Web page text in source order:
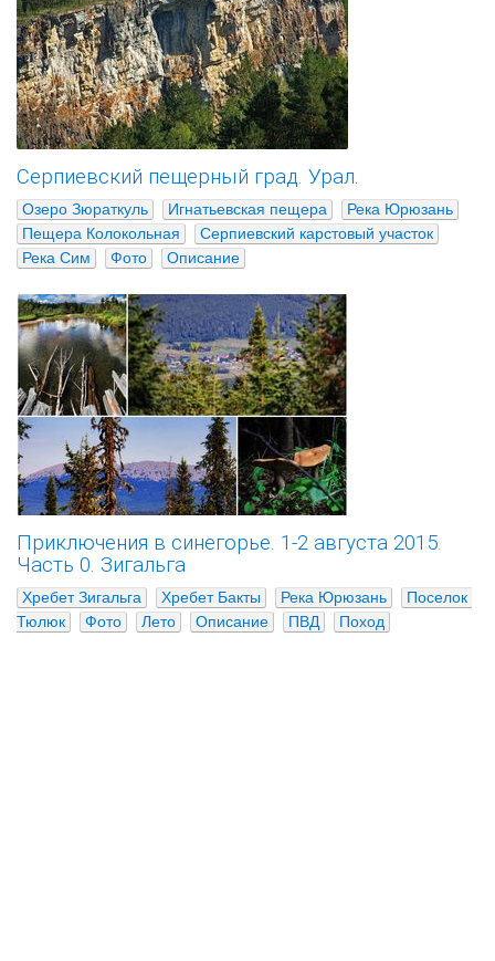
Серпиевский пещерный град. Урал.
Озеро Зюраткуль Игнатьевская пещера
Река Юрюзань
Пещера Колокольная
Серпиевский карстовый участок
Река Сим
Фото Описание
Приключения в синегорье. 1-2 августа 2015.
Часть 0. Зигальга
Хребет Зигальга Хребет Бакты Река Юрюзань
Поселок
Тюлюк
Фото Лето Описание ПВД Поход